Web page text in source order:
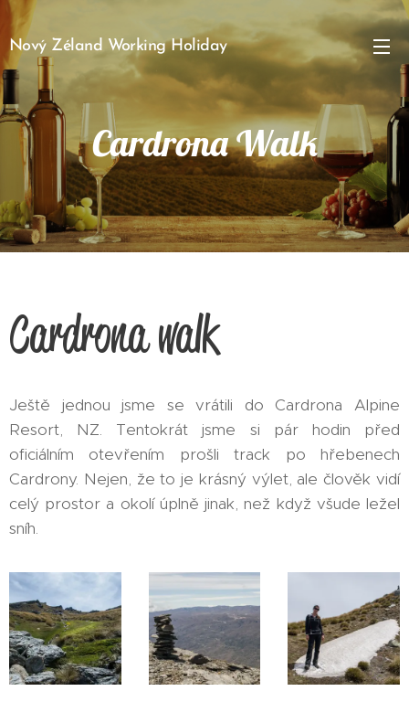
Nový Zéland Working Holiday
Cardrona Walk
Cardrona walk
Ještě jednou jsme se vrátili do Cardrona Alpine
Resort, NZ. Tentokrát jsme si pár hodin před
oficiálním otevřením prošli track po hřebenech
Cardrony. Nejen, že to je krásný výlet, ale člověk vidí
celý prostor a okolí úplně jinak, než když všude ležel
sníh.